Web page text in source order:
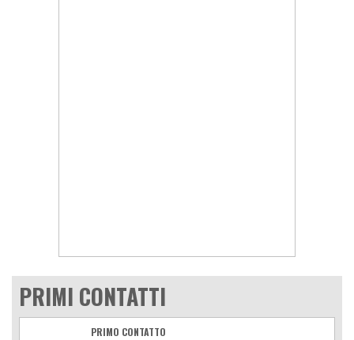
PRIMI CONTATTI
PRIMO CONTATTO